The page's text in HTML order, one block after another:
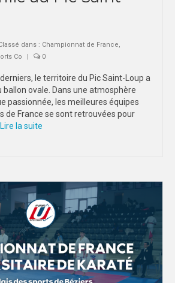
MONTPELLIER
dans : Championnat de France,
Co 0
derniers, le territoire du Pic Saint-Loup a
ovale. Dans une atmosphère
passionnée, les meilleures équipes
de France se sont retrouvées pour
Lire la suite­­